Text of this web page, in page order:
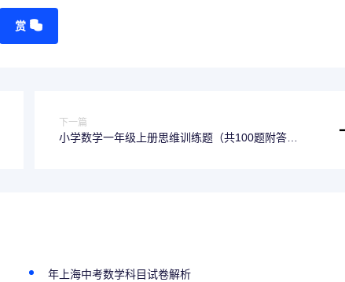
赏
下一篇
小学数学一年级上册思维训练题（共100题附答
年上海中考数学科目试卷解析